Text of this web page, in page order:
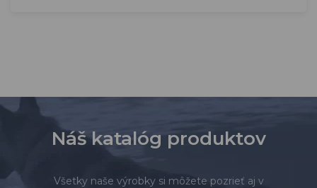
Náš katalóg produktov
Všetky naše výrobky si môžete pozrieť aj v